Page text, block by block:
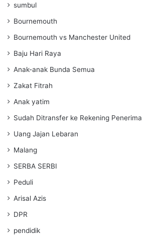
sumbul
Bournemouth
Bournemouth vs Manchester United
Baju Hari Raya
Anak-anak Bunda Semua
Zakat Fitrah
Anak yatim
Sudah Ditransfer ke Rekening Penerima
Uang Jajan Lebaran
Malang
SERBA SERBI
Peduli
Arisal Azis
DPR
pendidik